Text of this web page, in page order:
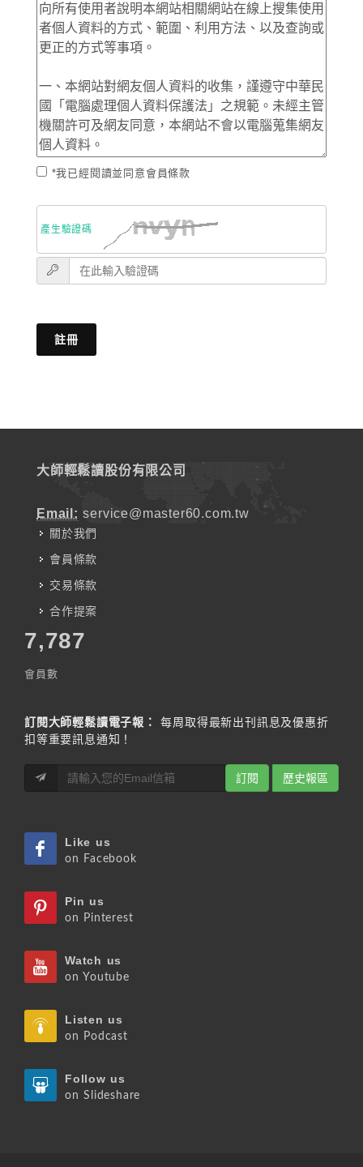
*我已經閱讀並同意會員條款
產生驗證碼
註冊
大師輕鬆讀股份有限公司
Email: service@master60.com.tw
關於我們
會員條款
交易條款
合作提案
7,787
會員數
訂閱大師輕鬆讀電子報：
每周取得最新出刊訊息及優惠折
扣等重要訊息通知！
訂閱 歷史報區
Like us
on Facebook
Pin us
on Pinterest
Watch us
on Youtube
Listen us
on Podcast
Follow us
on Slideshare